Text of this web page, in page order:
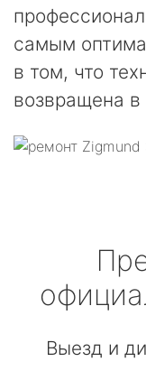
самым
в том, что
возвращена
Выезд и